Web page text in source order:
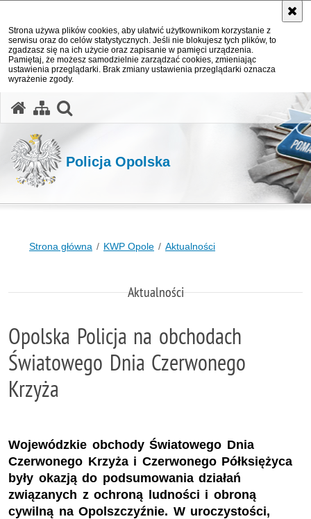
Strona używa plików cookies, aby ułatwić użytkownikom korzystanie z
serwisu oraz do celów statystycznych. Jeśli nie blokujesz tych plików, to
zgadzasz się na ich użycie oraz zapisanie w pamięci urządzenia.
Pamiętaj, że możesz samodzielnie zarządzać cookies, zmieniając
ustawienia przeglądarki. Brak zmiany ustawienia przeglądarki oznacza
wyrażenie zgody.
Policja Opolska
Strona główna KWP Opole Aktualności
Aktualności
Opolska Policja na obchodach
Światowego Dnia Czerwonego
Krzyża
Wojewódzkie obchody Światowego Dnia
Czerwonego Krzyża i Czerwonego Półksiężyca
były okazją do podsumowania działań
związanych z ochroną ludności i obroną
cywilną na Opolszczyźnie. W uroczystości,